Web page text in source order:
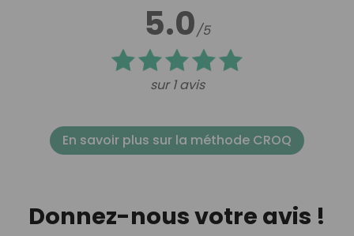
5.0/5
sur 1 avis
En savoir plus sur la méthode CROQ
Donnez-nous votre avis !